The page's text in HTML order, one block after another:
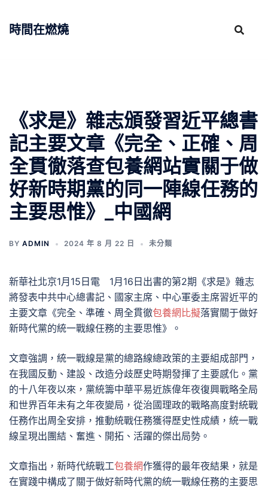
時間在燃燒
《求是》雜志頒發習近平總書
記主要文章《完全、正確、周
全貫徹落查包養網站實關于做
好新時期黨的同一陣線任務的
主要思惟》_中國網
BY ADMIN 2024 年 8 月 22 日 未分類
新華社北京1月15日電 1月16日出書的第2期《求是》雜志
將發表中共中心總書記、國家主席、中心軍委主席習近平的
主要文章《完全、準確、周全貫徹包養網比擬落實關于做好
新時代黨的統一戰線任務的主要思惟》。
文章強調，統一戰線是黨的總路線總政策的主要組成部門，
在我國反動、建設、改造分歧歷史時期發揮了主要感化。黨
的十八年夜以來，黨統籌中華平易近族偉年夜復興戰略全局
和世界百年未有之年夜變局，從治國理政的戰略高度對統戰
任務作出周全安排，推動統戰任務獲得歷史性成績，統一戰
線呈現出團結、奮進、開拓、活躍的傑出局勢。
文章指出，新時代統戰工包養網作獲得的最年夜結果，就是
在實踐中構成了關于做好新時代黨的統一戰線任務的主要思